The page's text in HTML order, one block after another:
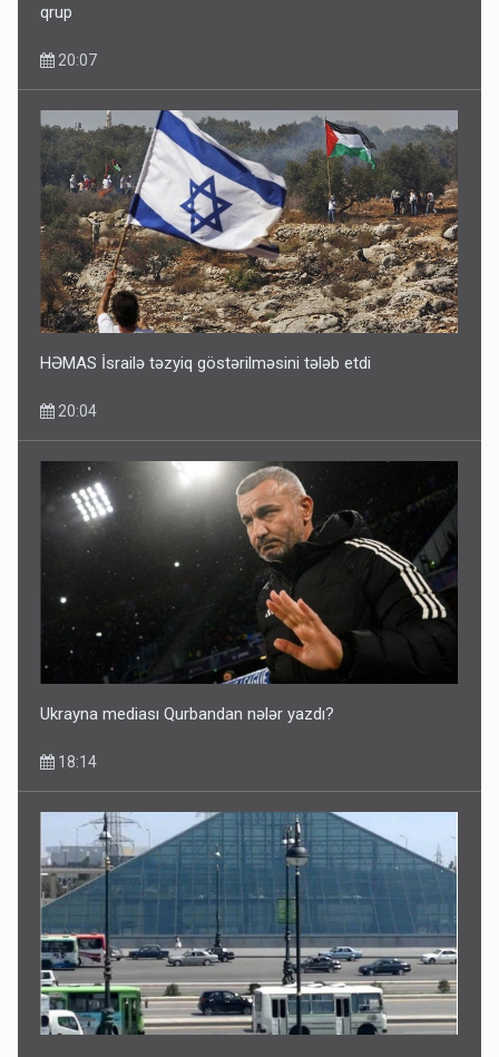
Ərdoğana sui-qəsd planının iştirakçısı detalları açıqladı
5 Avqust 16:56
qrup
20:07
HƏMAS İsrailə təzyiq göstərilməsini tələb etdi
20:04
Ukrayna mediası Qurbandan nələr yazdı?
18:14